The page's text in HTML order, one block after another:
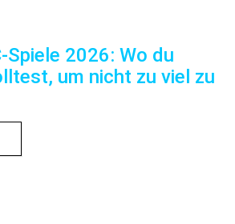
Spiele 2026: Wo du
um nicht zu viel zu